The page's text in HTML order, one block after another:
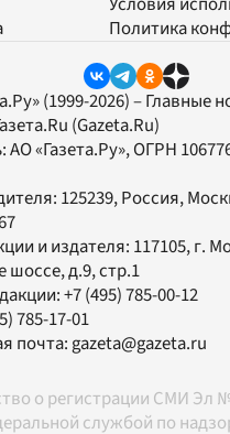
Политика
(1999-2026) – Главные
(Gazeta.Ru)
АО «Газета.Ру», ОГРН
125239, Россия,
и издателя: 117105, г.
шоссе, д.9, стр.1
+7 (495) 785-00-12
785-17-01
почта: gazeta@gazeta.ru
о регистрации СМИ Эл
службой по